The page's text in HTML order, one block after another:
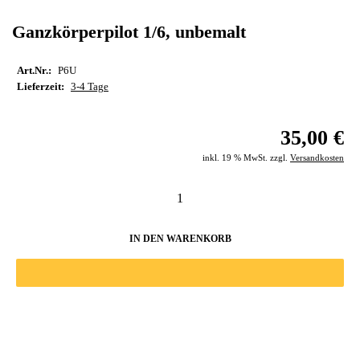
Ganzkörperpilot 1/6, unbemalt
Art.Nr.:
P6U
Lieferzeit:
3-4 Tage
35,00 €
inkl. 19 % MwSt. zzgl. Versandkosten
IN DEN WARENKORB